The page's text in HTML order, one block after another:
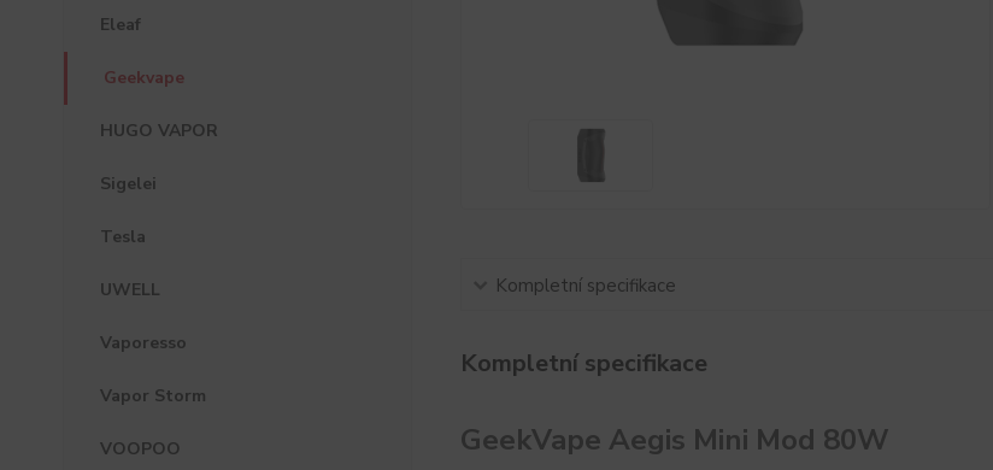
Eleaf
Geekvape
HUGO VAPOR
Sigelei
Tesla
UWELL
Vaporesso
Vapor Storm
VOOPOO
Kompletní specifikace
Kompletní specifikace
GeekVape Aegis Mini Mod 80W